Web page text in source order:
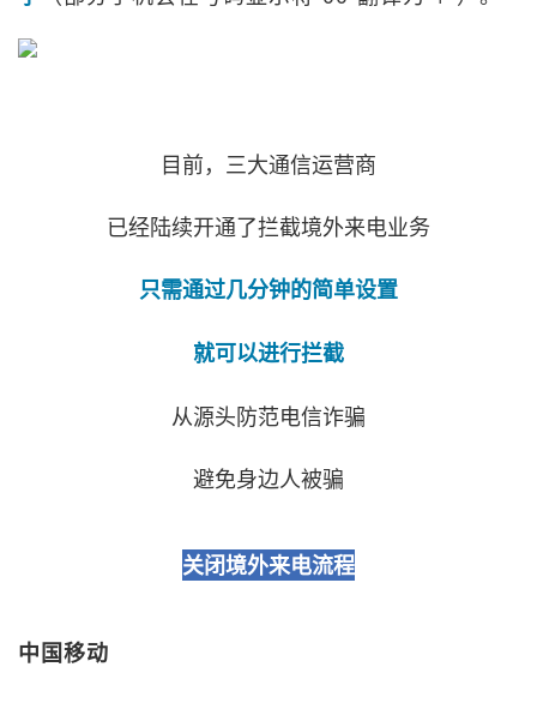
目前，三大通信运营商
已经陆续开通了拦截境外来电业务
只需通过几分钟的简单设置
就可以进行拦截
从源头防范电信诈骗
避免身边人被骗
关闭境外来电流程
中国移动